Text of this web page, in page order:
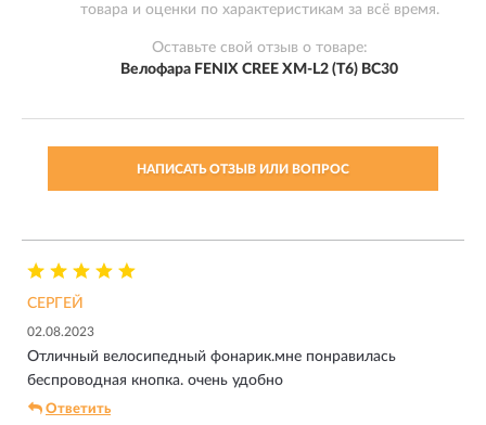
товара и оценки по характеристикам за всё время.
Оставьте свой отзыв о товаре:
Велофара FENIX CREE XM-L2 (T6) BC30
НАПИСАТЬ ОТЗЫВ ИЛИ ВОПРОС
СЕРГЕЙ
02.08.2023
Отличный велосипедный фонарик.мне понравилась
беспроводная кнопка. очень удобно
Ответить